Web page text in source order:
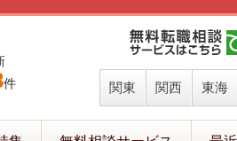
件 関東 関西 東海